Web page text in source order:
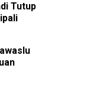
Tutup